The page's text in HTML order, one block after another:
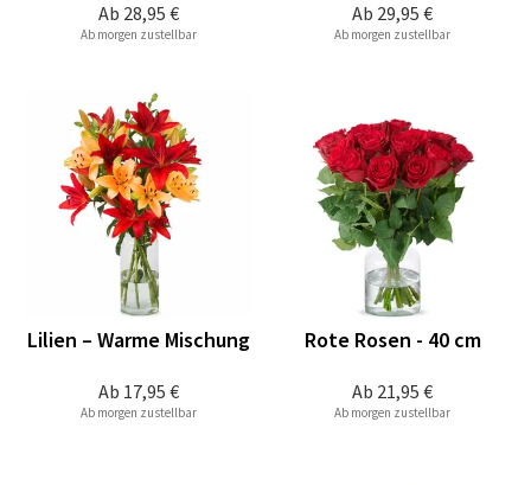
Ab 28,95 €
Ab morgen zustellbar
Ab 29,95 €
Ab morgen zustellbar
Ab 17,95 €
Lilien – Warme Mischung
Ab morgen zustellbar
Ab 21,95 €
Rote Rosen - 40 cm
Ab morgen zustellbar